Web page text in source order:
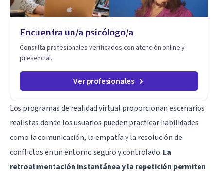
Encuentra un/a psicólogo/a
Consulta profesionales verificados con atención online y
presencial.
Ver profesionales
Los programas de realidad virtual proporcionan escenarios
realistas donde los usuarios pueden practicar habilidades
como la comunicación, la empatía y la resolución de
conflictos en un entorno seguro y controlado. La
retroalimentación instantánea y la repetición permiten